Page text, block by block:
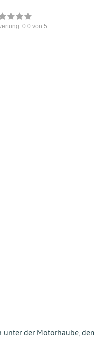
0.0 von 5
der Motorhaube,